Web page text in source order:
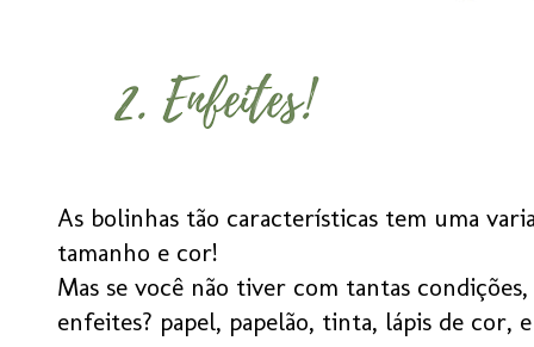
As bolinhas tão características tem uma
tamanho e cor!
Mas se você não tiver com tantas
enfeites? papel, papelão, tinta, lápis de